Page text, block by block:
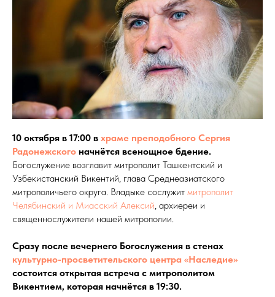
10 октября в 17:00 в храме преподобного Сергия
Радонежского начнётся всенощное бдение.
Богослужение возглавит митрополит Ташкентский и
Узбекистанский Викентий, глава Среднеазиатского
митрополичьего округа. Владыке сослужит митрополит
Челябинский и Миасский Алексий, архиереи и
священнослужители нашей митрополии.
Сразу после вечернего Богослужения в стенах
культурно-просветительского центра «Наследие»
состоится открытая встреча с митрополитом
Викентием, которая начнётся в 19:30.